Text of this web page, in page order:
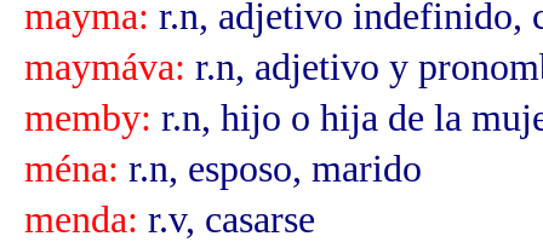
mayma: r.n, adjetivo indefinido,
maymáva: r.n, adjetivo y
memby: r.n, hijo o hija de la
ména: r.n, esposo, marido
menda: r.v, casarse